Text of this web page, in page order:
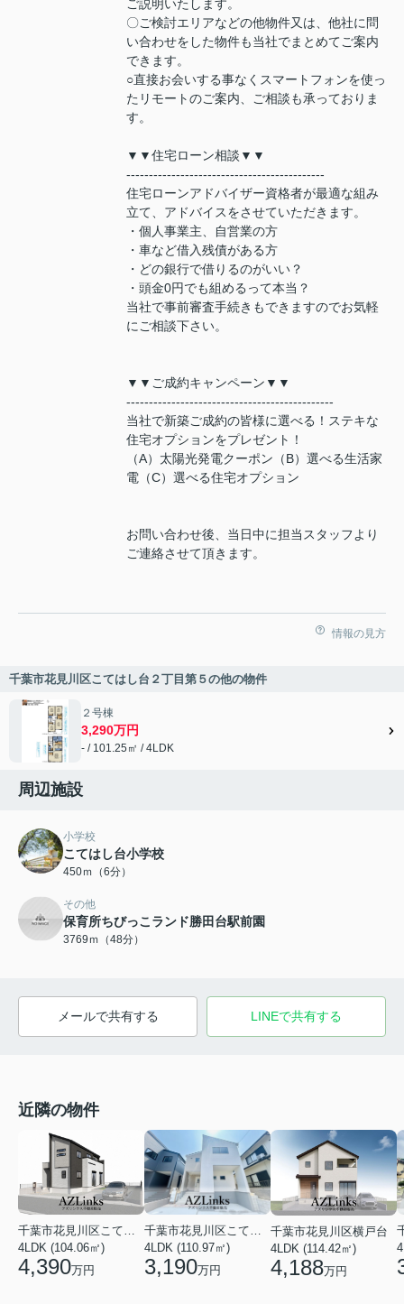
ご説明いたします。
〇ご検討エリアなどの他物件又は、他社に問
い合わせをした物件も当社でまとめてご案内
できます。
○直接お会いする事なくスマートフォンを使っ
たリモートのご案内、ご相談も承っておりま
す。
▼▼住宅ローン相談▼▼
--------------------------------------------
住宅ローンアドバイザー資格者が最適な組み
立て、アドバイスをさせていただきます。
・個人事業主、自営業の方
・車など借入残債がある方
・どの銀行で借りるのがいい？
・頭金0円でも組めるって本当？
当社で事前審査手続きもできますのでお気軽
にご相談下さい。
▼▼ご成約キャンペーン▼▼
----------------------------------------------
当社で新築ご成約の皆様に選べる！ステキな
住宅オプションをプレゼント！
（A）太陽光発電クーポン（B）選べる生活家
電（C）選べる住宅オプション
お問い合わせ後、当日中に担当スタッフより
ご連絡させて頂きます。
情報の見方
千葉市花見川区こてはし台２丁目第５の他の物件
２号棟
3,290万円
- / 101.25㎡ / 4LDK
周辺施設
小学校
こてはし台小学校
450ｍ（6分）
その他
保育所ちびっこランド勝田台駅前園
3769ｍ（48分）
メールで共有する LINEで共有する
近隣の物件
千葉市花見川区こてはし台５丁目
4LDK (104.06㎡)
4,390万円
千葉市花見川区こてはし台１丁目
4LDK (110.97㎡)
3,190万円
千葉市花見川区横戸台
4LDK (114.42㎡)
4,188万円